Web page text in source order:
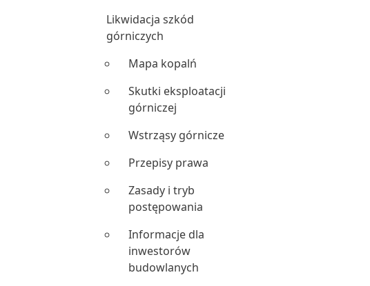
Likwidacja szkód
górniczych
Mapa kopalń
Skutki eksploatacji
górniczej
Wstrząsy górnicze
Przepisy prawa
Zasady i tryb
postępowania
Informacje dla
inwestorów
budowlanych